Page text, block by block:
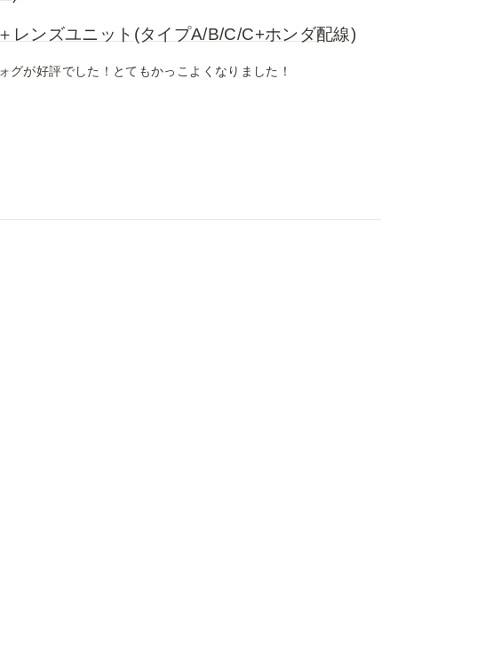
レンズユニット(タイプA/B/C/C+ホンダ配線)
グが好評でした！とてもかっこよくなりました！